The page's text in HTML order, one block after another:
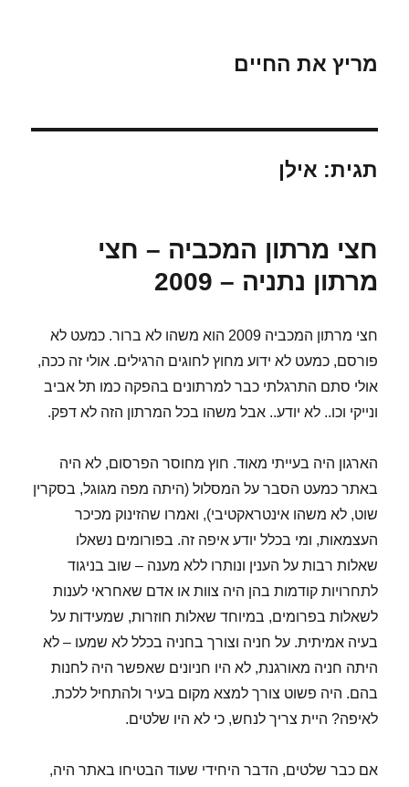
מריץ את החיים
תגית: אילן
חצי מרתון המכביה – חצי
מרתון נתניה – 2009
חצי מרתון המכביה 2009 הוא משהו לא ברור. כמעט לא
פורסם, כמעט לא ידוע מחוץ לחוגים הרגילים. אולי זה ככה,
אולי סתם התרגלתי כבר למרתונים בהפקה כמו תל אביב
ונייקי וכו.. לא יודע.. אבל משהו בכל המרתון הזה לא דפק.
הארגון היה בעייתי מאוד. חוץ מחוסר הפרסום, לא היה
באתר כמעט הסבר על המסלול (היתה מפה מגוגל, בסקרין
שוט, לא משהו אינטראקטיבי), ואמרו שהזינוק מכיכר
העצמאות, ומי בכלל יודע איפה זה. בפורומים נשאלו
שאלות רבות על הענין ונותרו ללא מענה – שוב בניגוד
לתחרויות קודמות בהן היה צוות או אדם שאחראי לענות
לשאלות בפרומים, במיוחד שאלות חוזרות, שמעידות על
בעיה אמיתית. על חניה וצורך בחניה בכלל לא שמעו – לא
היתה חניה מאורגנת, לא היו חניונים שאפשר היה לחנות
בהם. היה פשוט צורך למצא מקום בעיר ולהתחיל ללכת.
לאיפה? היית צריך לנחש, כי לא היו שלטים.
אם כבר שלטים, הדבר היחידי שעוד הבטיחו באתר היה,